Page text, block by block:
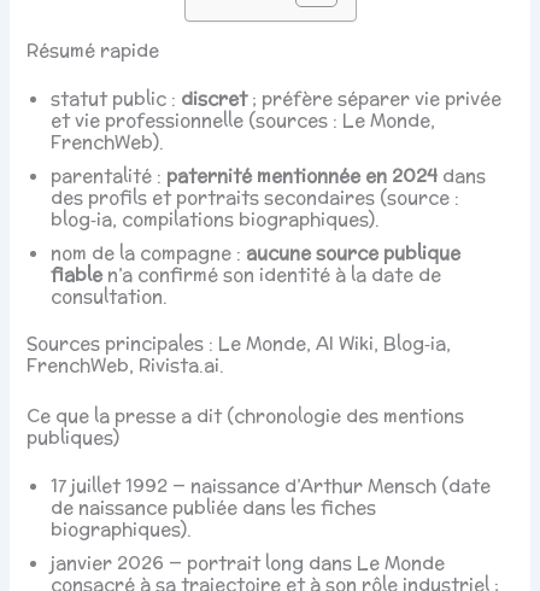
Résumé rapide
statut public : discret; préfère séparer vie privée
et vie professionnelle (sources : Le Monde,
FrenchWeb).
parentalité : paternité mentionnée en 2024 dans
des profils et portraits secondaires (source :
blog‑ia, compilations biographiques).
nom de la compagne : aucune source publique
fiablen’a confirmé son identité à la date de
consultation.
Sources principales : Le Monde, AI Wiki, Blog‑ia,
FrenchWeb, Rivista.ai.
Ce que la presse a dit (chronologie des mentions
publiques)
17 juillet 1992 — naissance d’Arthur Mensch (date
de naissance publiée dans les fiches
biographiques).
janvier 2026 — portrait long dans Le Monde
consacré à sa trajectoire et à son rôle industriel ;